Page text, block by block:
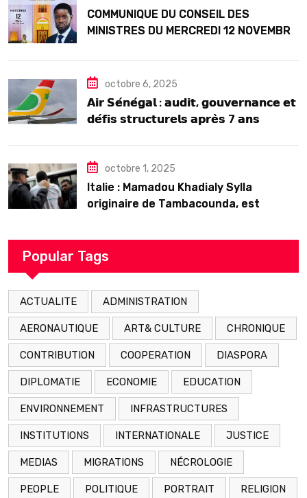
COMMUNIQUE DU CONSEIL DES
MINISTRES DU MERCREDI 12 NOVEMBRE
octobre 6, 2025
𝗔𝗶𝗿 𝗦𝗲́𝗻𝗲́𝗴𝗮𝗹 : 𝗮𝘂𝗱𝗶𝘁, 𝗴𝗼𝘂𝘃𝗲𝗿𝗻𝗮𝗻𝗰𝗲 𝗲𝘁
𝗱𝗲́𝗳𝗶𝘀 𝘀𝘁𝗿𝘂𝗰𝘁𝘂𝗿𝗲𝗹𝘀 𝗮𝗽𝗿𝗲̀𝘀 7 𝗮𝗻𝘀
octobre 1, 2025
Italie : Mamadou Khadialy Sylla
originaire de Tambacounda, est
Popular Tags
ACTUALITE ADMINISTRATION
AERONAUTIQUE ART& CULTURE CHRONIQUE
CONTRIBUTION COOPERATION DIASPORA
DIPLOMATIE ECONOMIE EDUCATION
ENVIRONNEMENT INFRASTRUCTURES
INSTITUTIONS INTERNATIONALE JUSTICE
MEDIAS MIGRATIONS NÉCROLOGIE
PEOPLE POLITIQUE PORTRAIT RELIGION